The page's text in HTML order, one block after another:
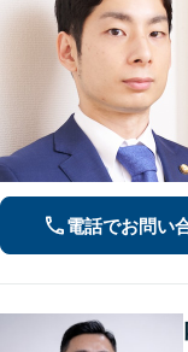
電話でお問い